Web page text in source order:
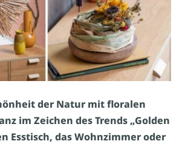
der Natur mit floralen
im Zeichen des Trends „Golden
Esstisch, das Wohnzimmer oder